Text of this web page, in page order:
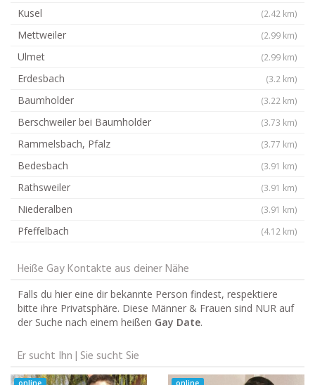
Kusel (2.42 km)
Mettweiler (2.99 km)
Ulmet (2.99 km)
Erdesbach (3.2 km)
Baumholder (3.22 km)
Berschweiler bei Baumholder (3.73 km)
Rammelsbach, Pfalz (3.77 km)
Bedesbach (3.91 km)
Rathsweiler (3.91 km)
Niederalben (3.91 km)
Pfeffelbach (4.12 km)
Heiße Gay Kontakte aus deiner Nähe
Falls du hier eine dir bekannte Person findest, respektiere
bitte ihre Privatsphäre. Diese Männer & Frauen sind NUR auf
der Suche nach einem heißen Gay Date.
Er sucht Ihn | Sie sucht Sie
online online